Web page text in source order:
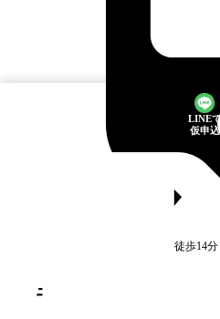
徒歩14分
千葉ニュータウン原山
LINEで
仮申込